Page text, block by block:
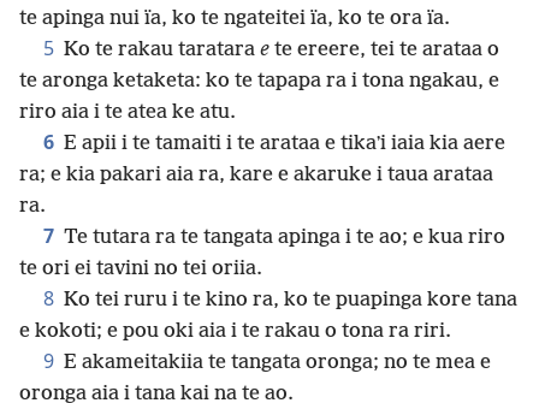
te apinga nui ïa, ko te ngateitei ïa, ko te ora ïa.
5 Ko te rakau taratara e te ereere, tei te arataa o
te aronga ketaketa: ko te tapapa ra i tona ngakau, e
riro aia i te atea ke atu.
6 E apii i te tamaiti i te arataa e tikaʼi iaia kia aere
ra; e kia pakari aia ra, kare e akaruke i taua arataa
ra.
7 Te tutara ra te tangata apinga i te ao; e kua riro
te ori ei tavini no tei oriia.
8 Ko tei ruru i te kino ra, ko te puapinga kore tana
e kokoti; e pou oki aia i te rakau o tona ra riri.
9 E akameitakiia te tangata oronga; no te mea e
oronga aia i tana kai na te ao.